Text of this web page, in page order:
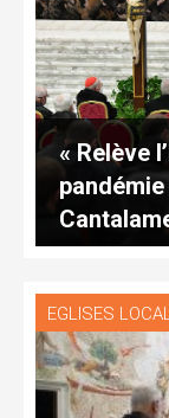
« Relève
EGLISES